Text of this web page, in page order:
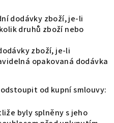
dodávky zboží, je-li
druhů zboží nebo
zboží, je-li
opakovaná dodávka
od kupní smlouvy:
byly splněny s jeho